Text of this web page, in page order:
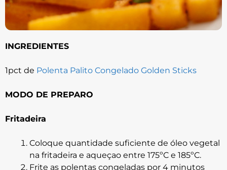
INGREDIENTES
1pct de Polenta Palito Congelado Golden Sticks
MODO DE PREPARO
Fritadeira
Coloque quantidade suficiente de óleo vegetal
na fritadeira e aqueçao entre 175ºC e 185ºC.
Frite as polentas congeladas por 4 minutos